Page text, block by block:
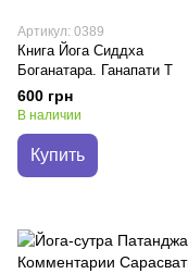
Артикул: 0389
Книга Йога Сиддха
Боганатара. Ганапати Т
600 грн
В наличии
Купить